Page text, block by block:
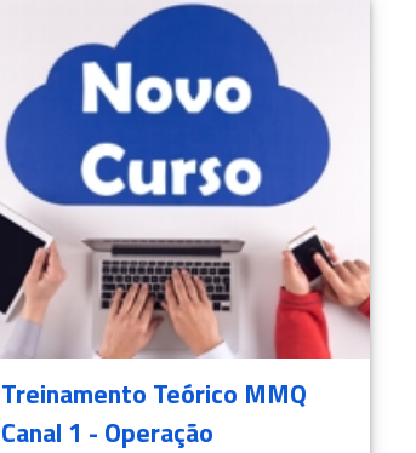
Treinamento Teórico MMQ
Canal 1 - Operação